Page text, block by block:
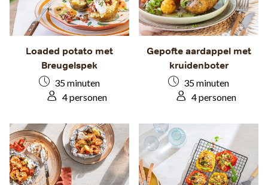
Loaded potato met
Breugelspek
35 minuten
4 personen
Gepofte aardappel met
kruidenboter
35 minuten
4 personen